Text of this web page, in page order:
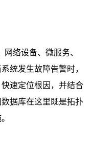
络设备、微服务、
统发生故障告警时，
速定位根因，并结合
据库在这里既是拓扑